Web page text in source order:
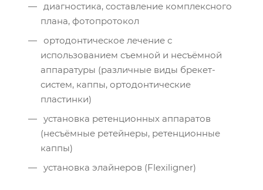
диагностика, составление комплексного
плана, фотопротокол
ортодонтическое лечение с
использованием съемной и несъёмной
аппаратуры (различные виды брекет-
систем, каппы, ортодонтические
пластинки)
установка ретенционных аппаратов
(несъёмные ретейнеры, ретенционные
каппы)
установка элайнеров (Flexiligner)